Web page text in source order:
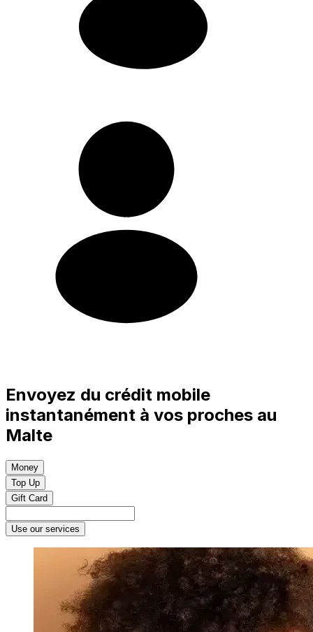
Envoyez du crédit mobile
instantanément à vos proches au
Malte
Money
Top Up
Gift Card
Use our services